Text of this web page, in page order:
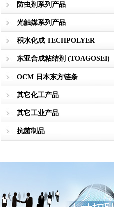
防虫剂系列产品
光触媒系列产品
积水化成 TECHPOLYER
东亚合成粘结剂 (TOAGOSEI)
OCM 日本东方链条
其它化工产品
其它工业产品
抗菌制品